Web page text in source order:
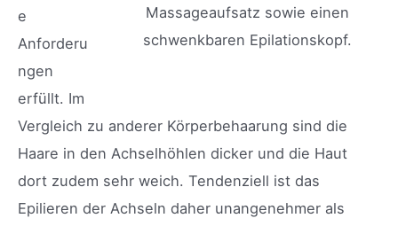
Massageaufsatz sowie einen
schwenkbaren Epilationskopf.
e
Anforderu
ngen
erfüllt. Im
Vergleich zu anderer Körperbehaarung sind die
Haare in den Achselhöhlen dicker und die Haut
dort zudem sehr weich. Tendenziell ist das
Epilieren der Achseln daher unangenehmer als